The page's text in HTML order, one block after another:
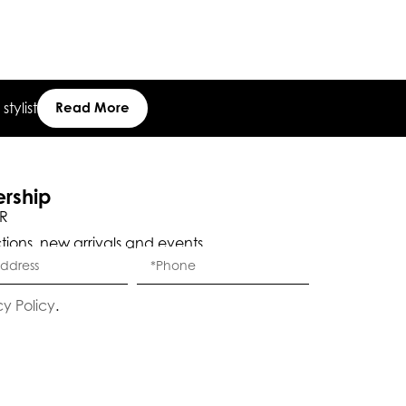
Read More
new arrivals and events.
Policy.
Eleganza Israel